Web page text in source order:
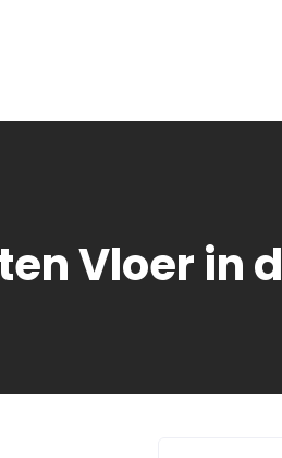
Vloer in